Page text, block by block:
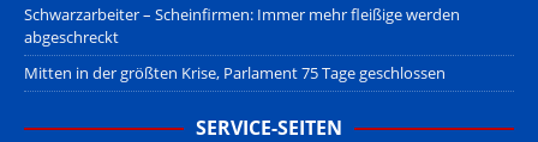
Schwarzarbeiter – Scheinfirmen: Immer mehr fleißige werden
abgeschreckt
Mitten in der größten Krise, Parlament 75 Tage geschlossen
SERVICE-SEITEN